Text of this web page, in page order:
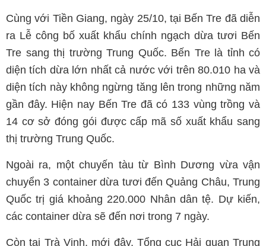
Cùng với Tiền Giang, ngày 25/10, tại Bến Tre đã diễn
ra Lễ công bố xuất khẩu chính ngạch dừa tươi Bến
Tre sang thị trường Trung Quốc. Bến Tre là tỉnh có
diện tích dừa lớn nhất cả nước với trên 80.010 ha và
diện tích này không ngừng tăng lên trong những năm
gần đây. Hiện nay Bến Tre đã có 133 vùng trồng và
14 cơ sở đóng gói được cấp mã số xuất khẩu sang
thị trường Trung Quốc.
Ngoài ra, một chuyến tàu từ Bình Dương vừa vận
chuyển 3 container dừa tươi đến Quảng Châu, Trung
Quốc trị giá khoảng 220.000 Nhân dân tệ. Dự kiến,
các container dừa sẽ đến nơi trong 7 ngày.
Còn tại Trà Vinh, mới đây, Tổng cục Hải quan Trung